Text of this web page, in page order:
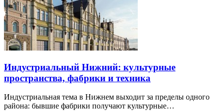
Индустриальный Нижний: культурные
пространства, фабрики и техника
Индустриальная тема в Нижнем выходит за пределы одного
района: бывшие фабрики получают культурные…